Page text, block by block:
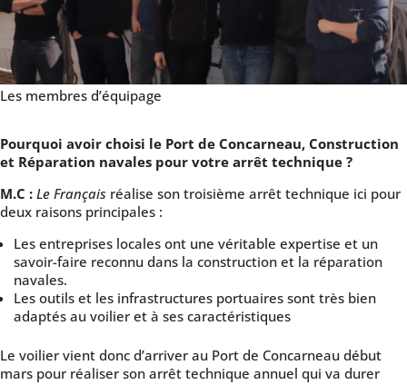
Les membres d’équipage
Pourquoi avoir choisi le Port de Concarneau, Construction
et Réparation navales pour votre arrêt technique ?
M.C : Le Français réalise son troisième arrêt technique ici pour
deux raisons principales :
Les entreprises locales ont une véritable expertise et un
savoir-faire reconnu dans la construction et la réparation
navales.
Les outils et les infrastructures portuaires sont très bien
adaptés au voilier et à ses caractéristiques
Le voilier vient donc d’arriver au Port de Concarneau début
mars pour réaliser son arrêt technique annuel qui va durer